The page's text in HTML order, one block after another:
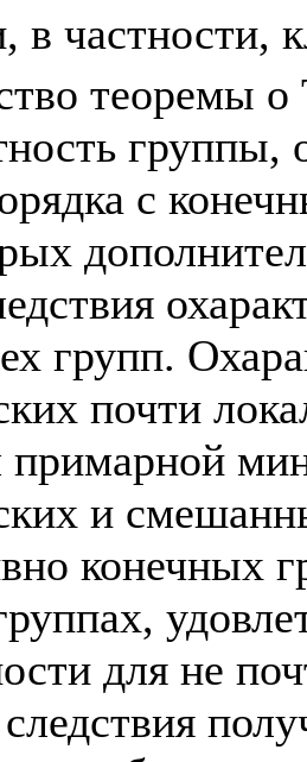
в частности,
теоремы о
с
групп.
почти
примарной
и
конечных
для не